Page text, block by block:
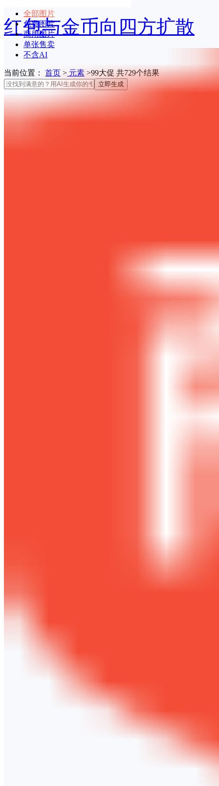
全部图片
免费图片
商用图片
单张售卖
不含AI
当前位置： 首页 > 元素 >99大促 共729个结果
立即生成
红包与金币向四方扩散